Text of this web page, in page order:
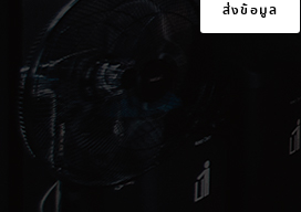
ส่งข้อมูล